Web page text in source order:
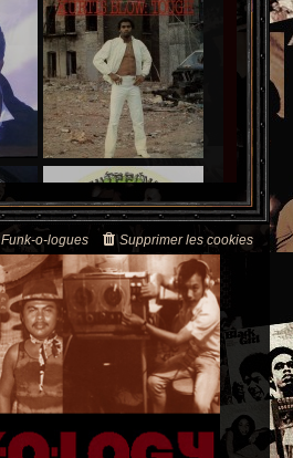
Supprimer les cookies
Funk-o-logues